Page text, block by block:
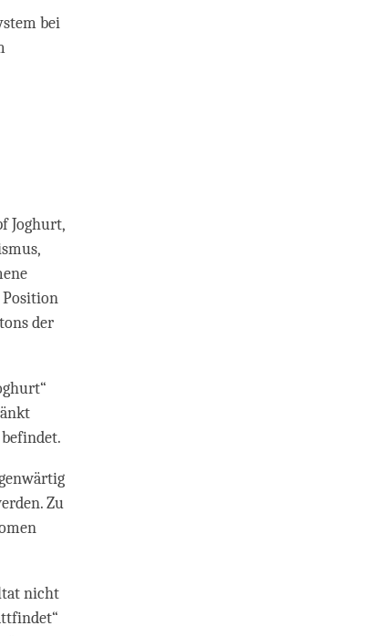
bei
Joghurt,
Position
der
Zu
nicht